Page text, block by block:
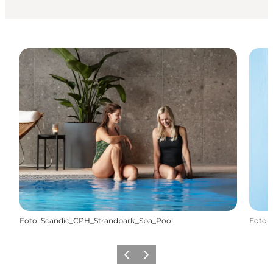
Foto: Scandic_CPH_Strandpark_Spa_Pool Foto:
ForrigeNæste